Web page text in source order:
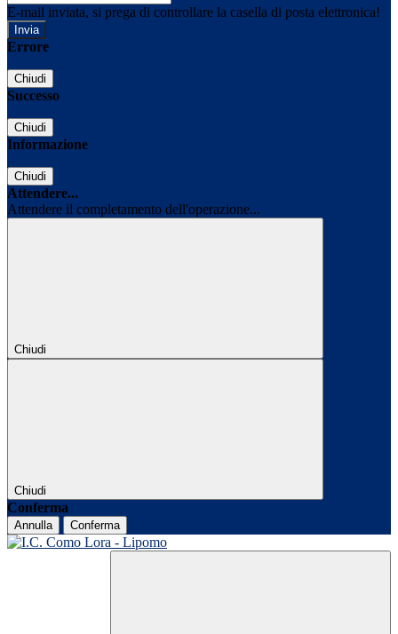
E-mail inviata, si prega di controllare la casella di posta elettronica!
Errore
Chiudi
Successo
Chiudi
Informazione
Chiudi
Attendere...
Attendere il completamento dell'operazione...
Chiudi
Chiudi
Conferma
Annulla Conferma